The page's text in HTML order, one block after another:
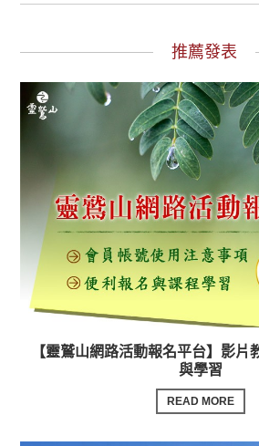
推薦發表
【靈鷲山網路活動報名平台】影片
與學習
READ MORE